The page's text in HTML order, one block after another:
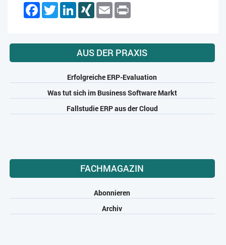
FacebookTwitterLinkedInXING Email
AUS DER PRAXIS
Erfolgreiche ERP-Evaluation
Was tut sich im Business Software Markt
Fallstudie ERP aus der Cloud
FACHMAGAZIN
Abonnieren
Archiv